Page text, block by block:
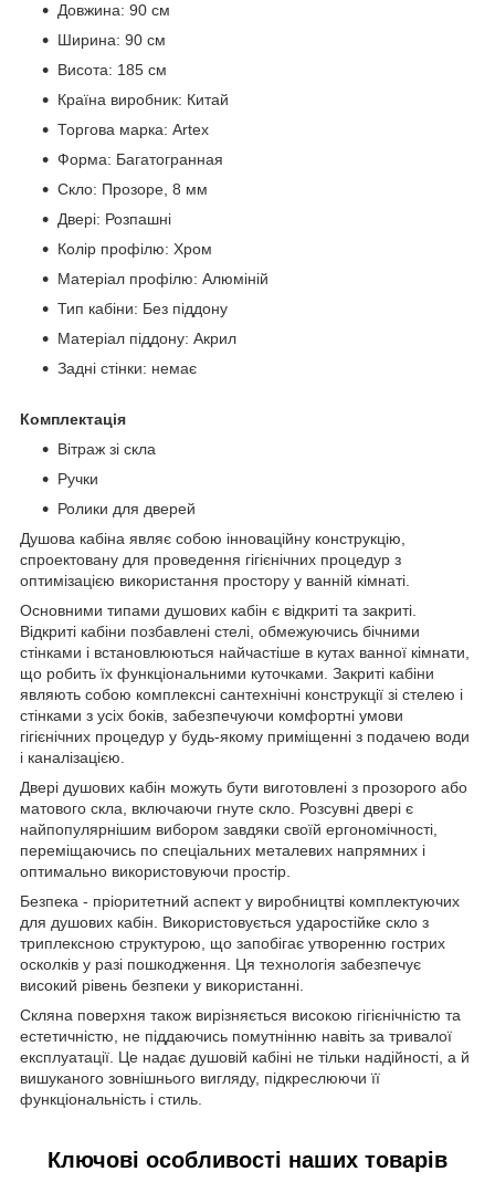
Довжина: 90 см
Ширина: 90 см
Висота: 185 см
Країна виробник: Китай
Торгова марка: Artex
Форма: Багатогранная
Скло: Прозоре, 8 мм
Двері: Розпашні
Колір профілю: Хром
Матеріал профілю: Алюміній
Тип кабіни: Без піддону
Матеріал піддону: Акрил
Задні стінки: немає
Комплектація
Вітраж зі скла
Ручки
Ролики для дверей
Душова кабіна являє собою інноваційну конструкцію,
спроектовану для проведення гігієнічних процедур з
оптимізацією використання простору у ванній кімнаті.
Основними типами душових кабін є відкриті та закриті.
Відкриті кабіни позбавлені стелі, обмежуючись бічними
стінками і встановлюються найчастіше в кутах ванної кімнати,
що робить їх функціональними куточками. Закриті кабіни
являють собою комплексні сантехнічні конструкції зі стелею і
стінками з усіх боків, забезпечуючи комфортні умови
гігієнічних процедур у будь-якому приміщенні з подачею води
і каналізацією.
Двері душових кабін можуть бути виготовлені з прозорого або
матового скла, включаючи гнуте скло. Розсувні двері є
найпопулярнішим вибором завдяки своїй ергономічності,
переміщаючись по спеціальних металевих напрямних і
оптимально використовуючи простір.
Безпека - пріоритетний аспект у виробництві комплектуючих
для душових кабін. Використовується ударостійке скло з
триплексною структурою, що запобігає утворенню гострих
осколків у разі пошкодження. Ця технологія забезпечує
високий рівень безпеки у використанні.
Скляна поверхня також вирізняється високою гігієнічністю та
естетичністю, не піддаючись помутнінню навіть за тривалої
експлуатації. Це надає душовій кабіні не тільки надійності, а й
вишуканого зовнішнього вигляду, підкреслюючи її
функціональність і стиль.
Ключові особливості наших товарів